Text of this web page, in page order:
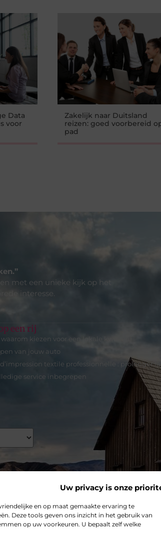
Uw privacy is onze
en op maat gemaakte ervaring te
Deze tools geven ons inzicht in het gebruik van
op uw voorkeuren. U bepaalt zelf welke
Data
voor
Zakelijk naar Duitsland
reizen: goed voorbereid
pad
met een unieke kijk op het
interesse.
een rij
kiezen voor een lokale kwekerij
van jouw auto
textile professionnelle : prolonger la
service inbegrepen